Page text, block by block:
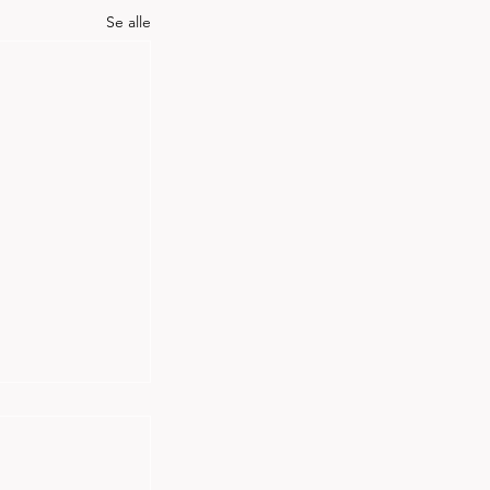
Se alle